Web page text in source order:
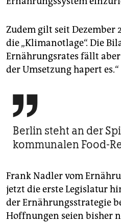
Zudem gilt seit Dezember
die „Klimanotlage“. Die
Ernährungsrates fällt
der Umsetzung hapert es.“

Berlin steht an der
kommunalen Food-
Frank Nadler vom
jetzt die erste Legislatur
der Ernährungsstrategie
Hoffnungen seien bisher